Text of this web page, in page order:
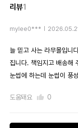
리뷰1
mylee0***
늘 믿고 사는 라무몰입니
집니다. 책임지고 배송해
눈썹에 하는데 눈썹이 풍
도움돼요 0